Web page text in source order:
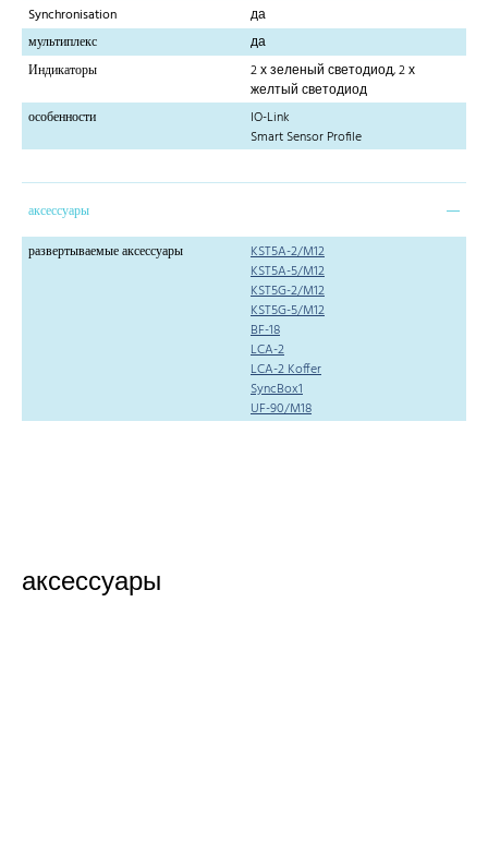
Synchronisation
да
мультиплекс
да
Индикаторы
2 х зеленый светодиод, 2 х
желтый светодиод
особенности
IO-Link
Smart Sensor Profile
аксессуары
развертываемые аксессуары
KST5A-2/M12
KST5A-5/M12
KST5G-2/M12
KST5G-5/M12
BF-18
LCA-2
LCA-2 Koffer
SyncBox1
UF-90/M18
аксессуары